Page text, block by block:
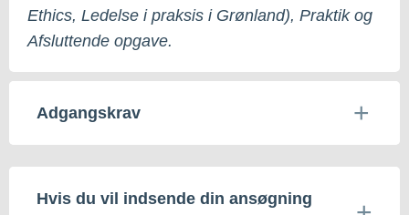
Ethics, Ledelse i praksis i Grønland), Praktik og
Afsluttende opgave.
Adgangskrav
Hvis du vil indsende din ansøgning